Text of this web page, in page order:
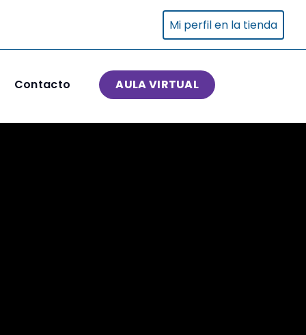
Mi perfil en la tienda
Contacto AULA VIRTUAL